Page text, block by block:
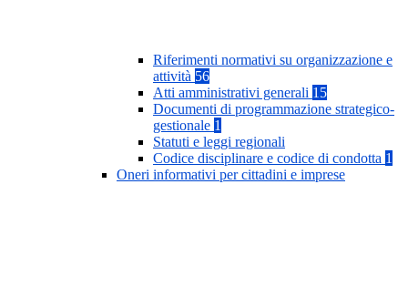
Riferimenti normativi su organizzazione e
attività 56
Atti amministrativi generali 15
Documenti di programmazione strategico-
gestionale 1
Statuti e leggi regionali
Codice disciplinare e codice di condotta 1
Oneri informativi per cittadini e imprese